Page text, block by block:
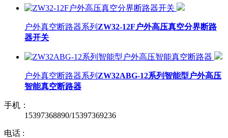
户外真空断路器系列 ZW32-12F户外高压真空分界断路
器开关
户外真空断路器系列 ZW32ABG-12系列智能型户外高压
智能真空断路器
手机：
15397368890/15397369236
电话 :